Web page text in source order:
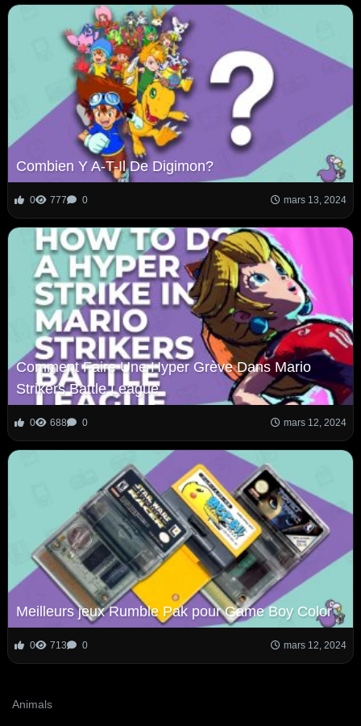
Combien Y A-T-Il De Digimon?
0 777 0 mars 13, 2024
Comment Faire Une Hyper Grève Dans Mario
Strikers Battle League
0 688 0 mars 12, 2024
Meilleurs jeux Rumble Pak pour Game Boy Color
0 713 0 mars 12, 2024
Animals